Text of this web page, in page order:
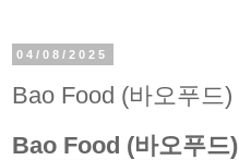
04/08/2025
Bao Food (바오푸드)
Bao Food (바오푸드)